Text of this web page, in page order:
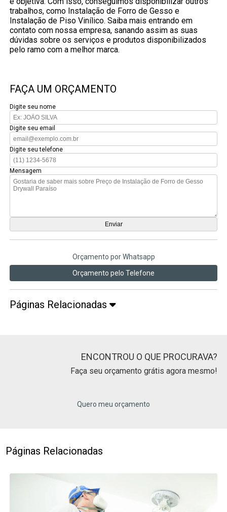
trabalhos, como Instalação de Forro de Gesso e
Instalação de Piso Vinílico. Saiba mais entrando em
contato com nossa empresa, sanando assim as suas
dúvidas sobre os serviços e produtos disponibilizados
pelo ramo com a melhor marca.
FAÇA UM ORÇAMENTO
Digite seu nome
Digite seu email
Digite seu telefone
Mensagem
Orçamento por Whatsapp
Orçamento pelo Telefone
Páginas Relacionadas
ENCONTROU O QUE PROCURAVA?
Faça seu orçamento grátis agora mesmo!
Quero meu orçamento
Páginas Relacionadas